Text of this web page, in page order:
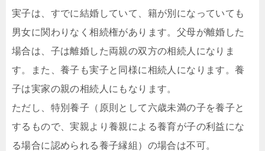
実子は、すでに結婚していて、籍が別になっていても
男女に関わりなく相続権があります。父母が離婚した
場合は、子は離婚した両親の双方の相続人になりま
す。また、養子も実子と同様に相続人になります。養
子は実家の親の相続人にもなります。
ただし、特別養子（原則として六歳未満の子を養子と
するもので、実親より養親による養育が子の利益にな
る場合に認められる養子縁組）の場合は不可。